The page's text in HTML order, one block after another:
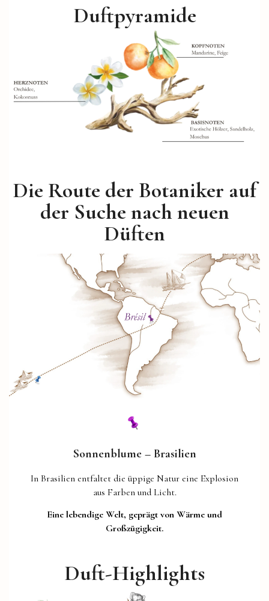
Duftpyramide
Die Route der Botaniker auf
der Suche nach neuen
Düften
Sonnenblume – Brasilien
In Brasilien entfaltet die üppige Natur eine Explosion
aus Farben und Licht.
Eine lebendige Welt, geprägt von Wärme und
Großzügigkeit.
Duft-Highlights